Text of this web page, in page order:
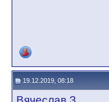
19.12.2019, 08:18